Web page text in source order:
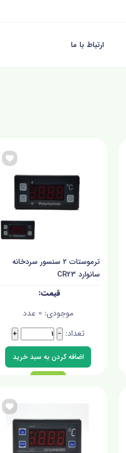
ارتباط با ما
ترموستات ۲ سنسور سردخانه
سانوارد CR23
موجودی: 0 عدد
تعداد: −
+